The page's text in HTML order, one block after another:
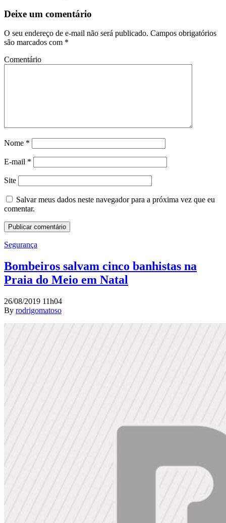
Deixe um comentário
O seu endereço de e-mail não será publicado. Campos obrigatórios
são marcados com *
Comentário
Nome *
E-mail *
Site
Salvar meus dados neste navegador para a próxima vez que eu
comentar.
Segurança
Bombeiros salvam cinco banhistas na
Praia do Meio em Natal
26/08/2019 11h04
By rodrigomatoso